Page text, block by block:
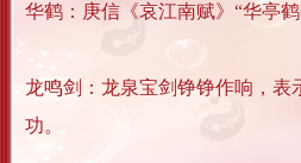
华鹤：庚信《哀江南赋》“华亭鹤
龙鸣剑：龙泉宝剑铮铮作响，表
功。